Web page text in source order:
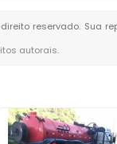
reservado. Sua
autorais.